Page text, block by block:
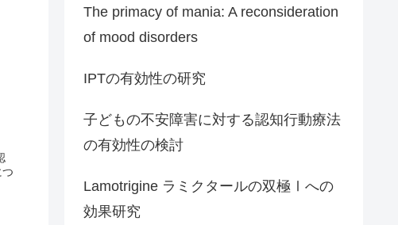
The primacy of mania: A reconsideration
of mood disorders
IPTの有効性の研究
子どもの不安障害に対する認知行動療法
の有効性の検討
Lamotrigine ラミクタールの双極Ⅰへの
効果研究